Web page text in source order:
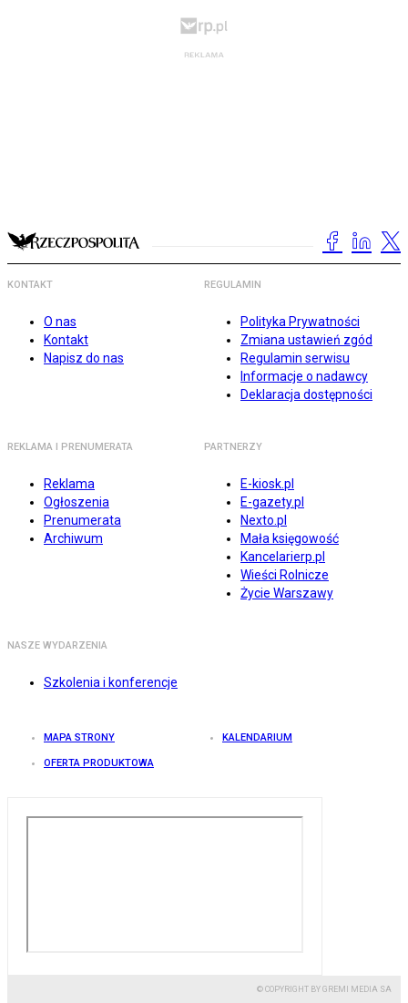
KONTAKT
O nas
Kontakt
Napisz do nas
REGULAMIN
Polityka Prywatności
Zmiana ustawień zgód
Regulamin serwisu
Informacje o nadawcy
Deklaracja dostępności
REKLAMA I PRENUMERATA
Reklama
Ogłoszenia
Prenumerata
Archiwum
PARTNERZY
E-kiosk.pl
E-gazety.pl
Nexto.pl
Mała księgowość
Kancelarierp.pl
Wieści Rolnicze
Życie Warszawy
NASZE WYDARZENIA
Szkolenia i konferencje
MAPA STRONY KALENDARIUM
OFERTA PRODUKTOWA
© COPYRIGHT BY GREMI MEDIA SA